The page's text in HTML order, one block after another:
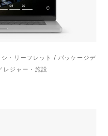
・リーフレット / パッケージデ
ジャー・施設